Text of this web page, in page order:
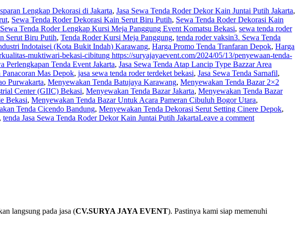
Lengkap Dekorasi di Jakarta, Jasa Sewa Tenda Roder Dekor Kain Juntai Putih Jakarta,
, Sewa Tenda Roder Dekorasi Kain Serut Biru Putih, Sewa Tenda Roder Dekorasi Kain
Sewa Tenda Roder Lengkap Kursi Meja Panggung Event Komatsu Bekasi, sewa tenda roder
Serut Biru Putih, Tenda Roder Kursi Meja Panggung, tenda roder vaksin3. Sewa Tenda
Indotaisei (Kota Bukit Indah) Karawang, Harga Promo Tenda Tranfaran Depok, Harga
muktiwari-bekasi-cibitung https://suryajayaevent.com/2024/05/13/penyewaan-tenda-
Perlengkapan Tenda Event Jakarta, Jasa Sewa Tenda Atap Lancip Type Bazzar Area
Panacoran Mas Depok, jasa sewa tenda roder terdeket bekasi, Jasa Sewa Tenda Sarnafil,
Purwakarta, Menyewakan Tenda Batujaya Karawang, Menyewakan Tenda Bazar 2×2
Center (GIIC) Bekasi, Menyewakan Tenda Bazar Jakarta, Menyewakan Tenda Bazar
Bekasi, Menyewakan Tenda Bazar Untuk Acara Pameran Cibuluh Bogor Utara,
Tenda Cicendo Bandung, Menyewakan Tenda Dekorasi Serut Setting Cinere Depok,
, tenda Jasa Sewa Tenda Roder Dekor Kain Juntai Putih JakartaLeave a comment
langsung pada jasa (CV.SURYA JAYA EVENT). Pastinya kami siap memenuhi